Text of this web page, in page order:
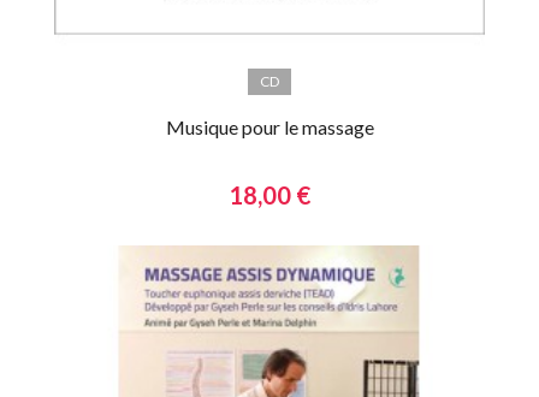
CD
Musique pour le massage
18,00 €